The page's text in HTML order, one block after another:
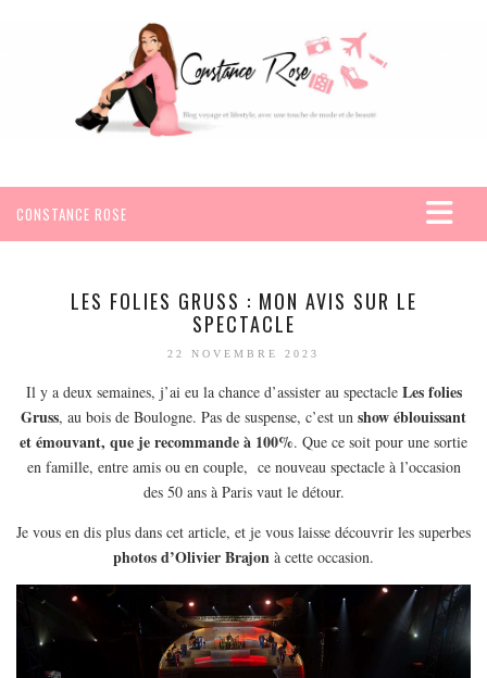
CONSTANCE ROSE
VOYAGES
SEYCHELLES
AMÉRIQUE
MEXIQUE
ESPAGNE
FRANCE
GRÈCE
HONGRIE
LES FOLIES GRUSS : MON AVIS SUR LE
SPECTACLE
22 NOVEMBRE 2023
Il y a deux semaines, j’ai eu la chance d’assister au spectacle Les folies
Gruss, au bois de Boulogne. Pas de suspense, c’est un show éblouissant
et émouvant, que je recommande à 100%. Que ce soit pour une sortie
en famille, entre amis ou en couple, ce nouveau spectacle à l’occasion
des 50 ans à Paris vaut le détour.
Je vous en dis plus dans cet article, et je vous laisse découvrir les superbes
photos d’Olivier Brajon à cette occasion.